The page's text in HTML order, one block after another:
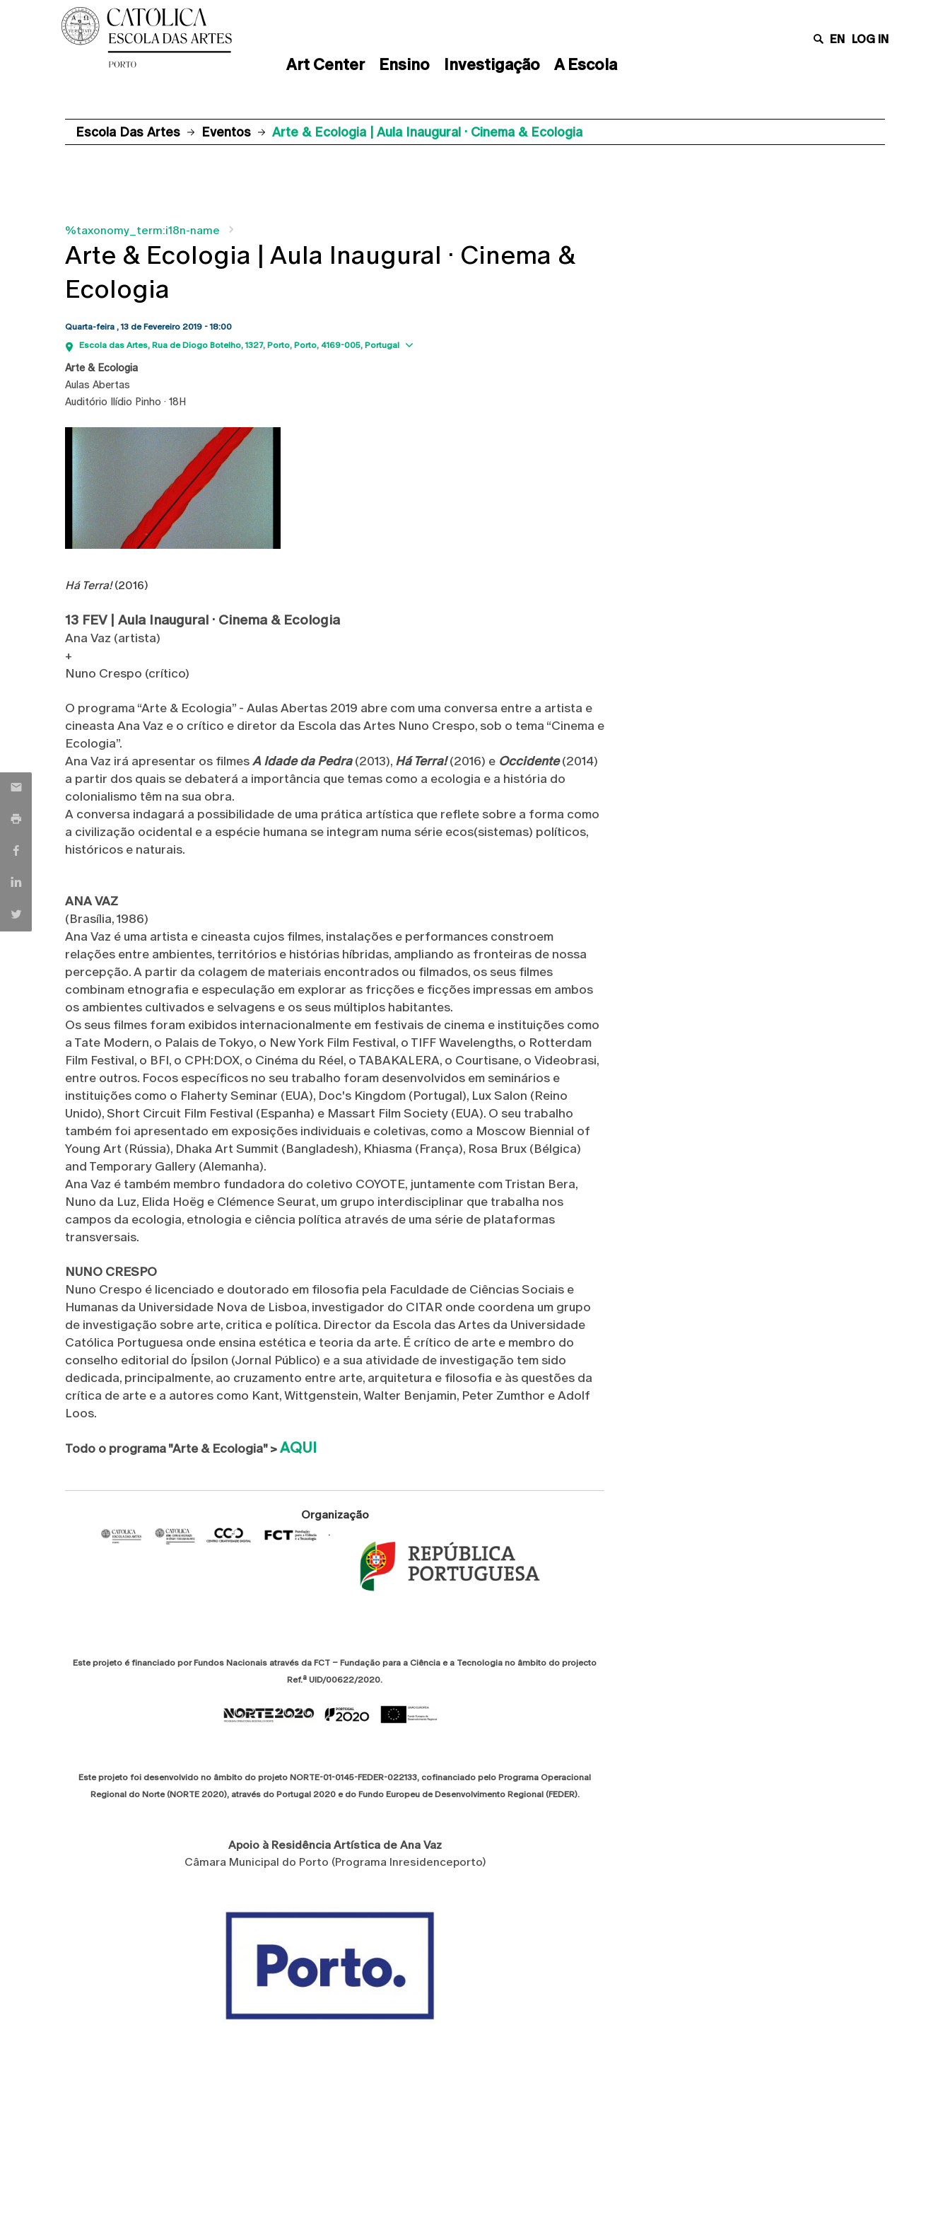
Art Center Ensino Investigação A Escola
EN LOG IN
Escola Das Artes Eventos Arte & Ecologia | Aula Inaugural · Cinema & Ecologia
%taxonomy_term:i18n-name
Arte & Ecologia | Aula Inaugural · Cinema &
Ecologia
Quarta-feira , 13 de Fevereiro 2019 - 18:00
Escola das Artes Rua de Diogo Botelho, 1327 Porto Porto 4169-005 Portugal
Arte & Ecologia
Aulas Abertas
Auditório Ilídio Pinho · 18H
Há Terra!(2016)
13 FEV | Aula Inaugural · Cinema & Ecologia
Ana Vaz (artista)
+
Nuno Crespo (crítico)
O programa “Arte & Ecologia” - Aulas Abertas 2019 abre com uma conversa entre a artista e
cineasta Ana Vaz e o crítico e diretor da Escola das Artes Nuno Crespo, sob o tema “Cinema e
Ecologia”.
Ana Vaz irá apresentar os filmes A Idade da Pedra (2013), Há Terra!(2016) e Occidente(2014)
a partir dos quais se debaterá a importância que temas como a ecologia e a história do
colonialismo têm na sua obra.
A conversa indagará a possibilidade de uma prática artística que reflete sobre a forma como
a civilização ocidental e a espécie humana se integram numa série ecos(sistemas) políticos,
históricos e naturais.
ANA VAZ
(Brasília, 1986)
Ana Vaz é uma artista e cineasta cujos filmes, instalações e performances constroem
relações entre ambientes, territórios e histórias híbridas, ampliando as fronteiras de nossa
percepção. A partir da colagem de materiais encontrados ou filmados, os seus filmes
combinam etnografia e especulação em explorar as fricções e ficções impressas em ambos
os ambientes cultivados e selvagens e os seus múltiplos habitantes.
Os seus filmes foram exibidos internacionalmente em festivais de cinema e instituições como
a Tate Modern, o Palais de Tokyo, o New York Film Festival, o TIFF Wavelengths, o Rotterdam
Film Festival, o BFI, o CPH:DOX, o Cinéma du Réel, o TABAKALERA, o Courtisane, o Videobrasi,
entre outros. Focos específicos no seu trabalho foram desenvolvidos em seminários e
instituições como o Flaherty Seminar (EUA), Doc's Kingdom (Portugal), Lux Salon (Reino
Unido), Short Circuit Film Festival (Espanha) e Massart Film Society (EUA). O seu trabalho
também foi apresentado em exposições individuais e coletivas, como a Moscow Biennial of
Young Art (Rússia), Dhaka Art Summit (Bangladesh), Khiasma (França), Rosa Brux (Bélgica)
and Temporary Gallery (Alemanha).
Ana Vaz é também membro fundadora do coletivo COYOTE, juntamente com Tristan Bera,
Nuno da Luz, Elida Hoëg e Clémence Seurat, um grupo interdisciplinar que trabalha nos
campos da ecologia, etnologia e ciência política através de uma série de plataformas
transversais.
NUNO CRESPO
Nuno Crespo é licenciado e doutorado em filosofia pela Faculdade de Ciências Sociais e
Humanas da Universidade Nova de Lisboa, investigador do CITAR onde coordena um grupo
de investigação sobre arte, critica e política. Director da Escola das Artes da Universidade
Católica Portuguesa onde ensina estética e teoria da arte. É crítico de arte e membro do
conselho editorial do Ípsilon (Jornal Público) e a sua atividade de investigação tem sido
dedicada, principalmente, ao cruzamento entre arte, arquitetura e filosofia e às questões da
crítica de arte e a autores como Kant, Wittgenstein, Walter Benjamin, Peter Zumthor e Adolf
Loos.
Todo o programa "Arte & Ecologia" > AQUI
Organização
.
Este projeto é financiado por Fundos Nacionais através da FCT – Fundação para a Ciência e a Tecnologia no âmbito do projecto
Ref.ª UID/00622/2020.
Este projeto foi desenvolvido no âmbito do projeto NORTE-01-0145-FEDER-022133, cofinanciado pelo Programa Operacional
Regional do Norte (NORTE 2020), através do Portugal 2020 e do Fundo Europeu de Desenvolvimento Regional (FEDER).
Apoio à Residência Artística de Ana Vaz
Câmara Municipal do Porto (Programa Inresidenceporto)